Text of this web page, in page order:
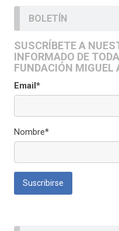
BOLETÍN
SUSCRÍBETE A
INFORMADO DE
FUNDACIÓN MIGUEL
Email*
Nombre*